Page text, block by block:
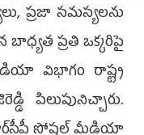
ప్రజా సమస్యలను
బాధ్యత ప్ర‌తి ఒక్క‌రిపై
విభాగం రాష్ట్ర
పిలుపునిచ్చారు.